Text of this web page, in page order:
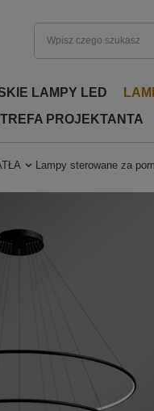
LAMPY LED
PROJEKTANTA
Lampy sterowane za